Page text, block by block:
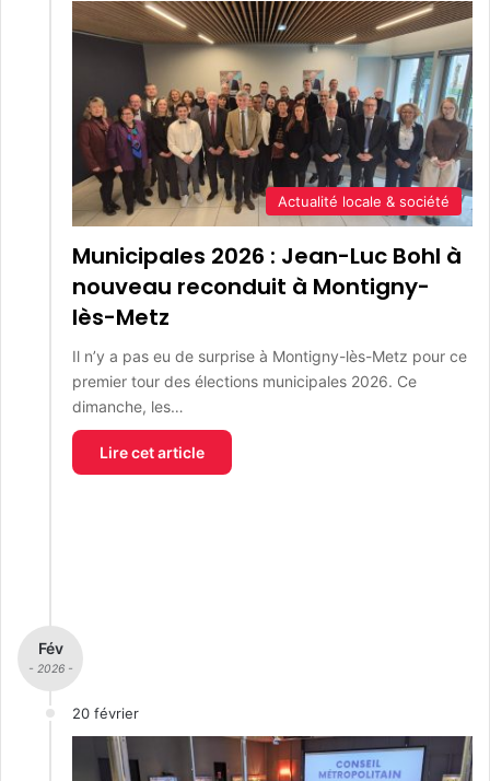
Actualité locale & société
Municipales 2026 : Jean-Luc Bohl à
nouveau reconduit à Montigny-
lès-Metz
Il n’y a pas eu de surprise à Montigny-lès-Metz pour ce
premier tour des élections municipales 2026. Ce
dimanche, les…
Lire cet article
Fév
- 2026 -
20 février